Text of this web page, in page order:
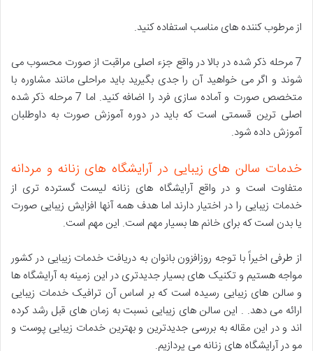
از مرطوب کننده های مناسب استفاده کنید.
7 مرحله ذکر شده در بالا در واقع جزء اصلی مراقبت از صورت محسوب می
شوند و اگر می خواهید آن را جدی بگیرید باید مراحلی مانند مشاوره با
متخصص صورت و آماده سازی فرد را اضافه کنید. اما 7 مرحله ذکر شده
اصلی ترین قسمتی است که باید در دوره آموزش صورت به داوطلبان
آموزش داده شود.
خدمات سالن های زیبایی در آرایشگاه های زنانه و مردانه
متفاوت است و در واقع آرایشگاه های زنانه لیست گسترده تری از
خدمات زیبایی را در اختیار دارند اما هدف همه آنها افزایش زیبایی صورت
یا بدن است که برای خانم ها بسیار مهم است. این مهم است.
از طرفی اخیراً با توجه روزافزون بانوان به دریافت خدمات زیبایی در کشور
مواجه هستیم و تکنیک های بسیار جدیدتری در این زمینه به آرایشگاه ها
و سالن های زیبایی رسیده است که بر اساس آن ترافیک خدمات زیبایی
ارائه می دهد. . این سالن های زیبایی نسبت به زمان های قبل رشد کرده
اند و در این مقاله به بررسی جدیدترین و بهترین خدمات زیبایی پوست و
مو در آرایشگاه های زنانه می پردازیم.